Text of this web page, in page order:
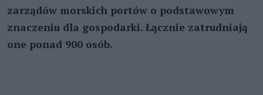
zarządów morskich portów o podstawowym
znaczeniu dla gospodarki. Łącznie zatrudniają
one ponad 900 osób.